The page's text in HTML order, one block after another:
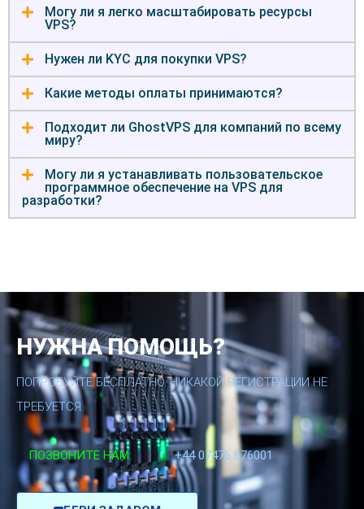
Могу ли я легко масштабировать ресурсы
VPS?
Нужен ли KYC для покупки VPS?
Какие методы оплаты принимаются?
Подходит ли GhostVPS для компаний по всему
миру?
Могу ли я устанавливать пользовательское
программное обеспечение на VPS для
разработки?
НУЖНА ПОМОЩЬ?
ПОПРОБУЙТЕ БЕСПЛАТНО. НИКАКОЙ РЕГИСТРАЦИИ НЕ
ТРЕБУЕТСЯ.
ПОЗВОНИТЕ НАМ: +44 07476 676001